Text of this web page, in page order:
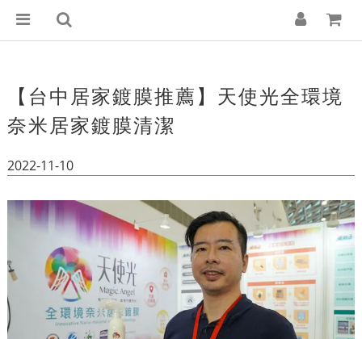
【台中居家鍍膜推薦】天使光全環境
奈米居家鍍膜清潔
2022-11-10